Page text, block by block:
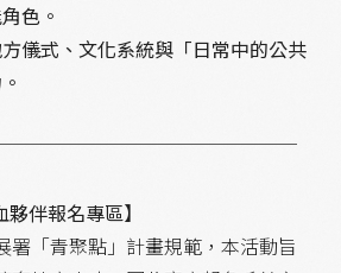
色。
儀式、文化系統與「日常中的公共
伴報名專區】
署「青聚點」計畫規範，本活動旨